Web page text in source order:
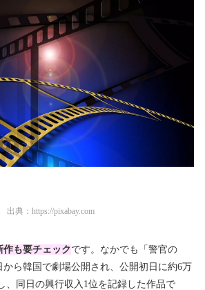
出典： https://pixabay.com
作も要チェック です。なかでも「警官の
から韓国で劇場公開され、公開初日に約6万
、同日の興行収入1位を記録した作品で